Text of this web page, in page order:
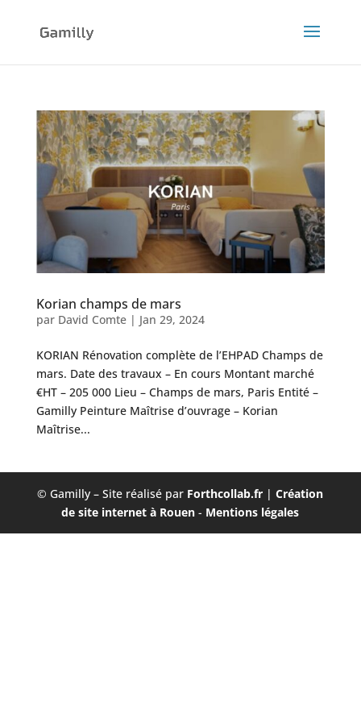
Korian champs de mars
par David Comte| Jan 29, 2024
KORIAN Rénovation complète de l’EHPAD Champs de
mars. Date des travaux – En cours Montant marché
€HT – 205 000 Lieu – Champs de mars, Paris Entité –
Gamilly Peinture Maîtrise d’ouvrage – Korian
Maîtrise...
© Gamilly – Site réalisé par Forthcollab.fr |Création
de site internet à Rouen - Mentions légales